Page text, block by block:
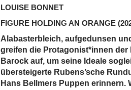
LOUISE BONNET
FIGURE HOLDING AN ORANGE
Alabasterbleich, aufgedunsen
greifen die Protagonist*innen
Barock auf, um seine Ideale
übersteigerte Rubens’sche
Hans Bellmers Puppen erinnern.